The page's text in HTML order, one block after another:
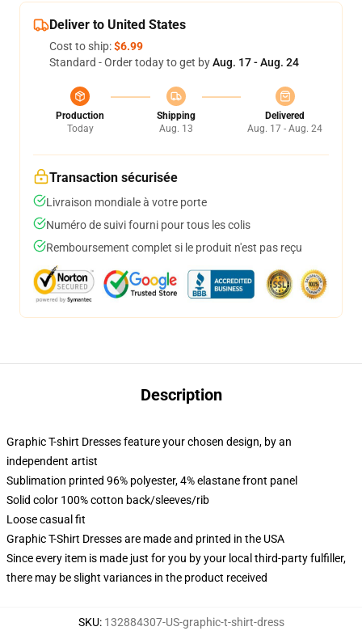
Deliver to United States
Cost to ship:$6.99
Standard - Order today to get byAug. 17 - Aug. 24
Production
Today
Shipping
Aug. 13
Delivered
Aug. 17 - Aug. 24
Transaction sécurisée
Livraison mondiale à votre porte
Numéro de suivi fourni pour tous les colis
Remboursement complet si le produit n'est pas reçu
Description
Graphic T-shirt Dresses feature your chosen design, by an
independent artist
Sublimation printed 96% polyester, 4% elastane front panel
Solid color 100% cotton back/sleeves/rib
Loose casual fit
Graphic T-Shirt Dresses are made and printed in the USA
Since every item is made just for you by your local third-party fulfiller,
there may be slight variances in the product received
SKU: 132884307-US-graphic-t-shirt-dress